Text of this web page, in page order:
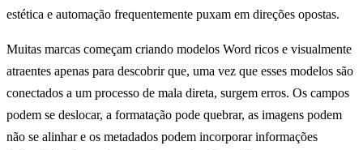
estética e automação frequentemente puxam em direções opostas.
Muitas marcas começam criando modelos Word ricos e visualmente
atraentes apenas para descobrir que, uma vez que esses modelos são
conectados a um processo de mala direta, surgem erros. Os campos
podem se deslocar, a formatação pode quebrar, as imagens podem
não se alinhar e os metadados podem incorporar informações